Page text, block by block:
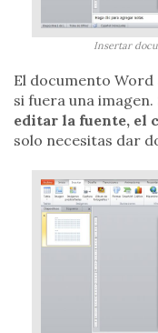
Insertar
El documento
si fuera una
editar la fuente, el
solo necesitas dar